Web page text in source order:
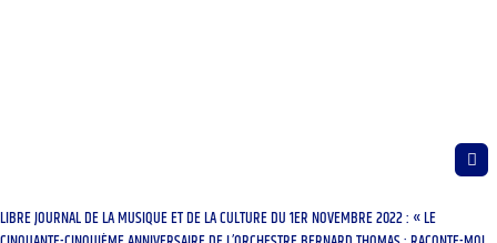
LIBRE JOURNAL DE LA MUSIQUE ET DE LA CULTURE DU 1ER NOVEMBRE 2022 : « LE